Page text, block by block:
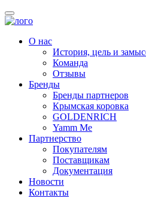
О нас
История, цель и
Команда
Отзывы
Бренды
Бренды партнеров
Крымская коровка
GOLDENRICH
Yamm Me
Партнерство
Покупателям
Поставщикам
Документация
Новости
Контакты